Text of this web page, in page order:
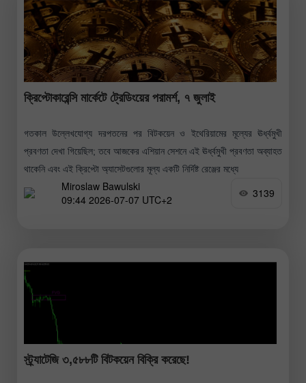
ক্রিপ্টোকারেন্সি মার্কেটে ট্রেডিংয়ের পরামর্শ, ৭ জুলাই
গতকাল উল্লেখযোগ্য দরপতনের পর বিটকয়েন ও ইথেরিয়ামের মূল্যের ঊর্ধ্বমুখী
প্রবণতা দেখা গিয়েছিল; তবে আজকের এশিয়ান সেশনে এই ঊর্ধ্বমুখী প্রবণতা অব্যাহত
থাকেনি এবং এই ক্রিপ্টো অ্যাসেটগুলোর মূল্য একটি নির্দিষ্ট রেঞ্জের মধ্যে
Miroslaw Bawulski
09:44 2026-07-07 UTC+2
3139
স্ট্র্যাটেজি ৩,৫৮৮টি বিটকয়েন বিক্রি করেছে!